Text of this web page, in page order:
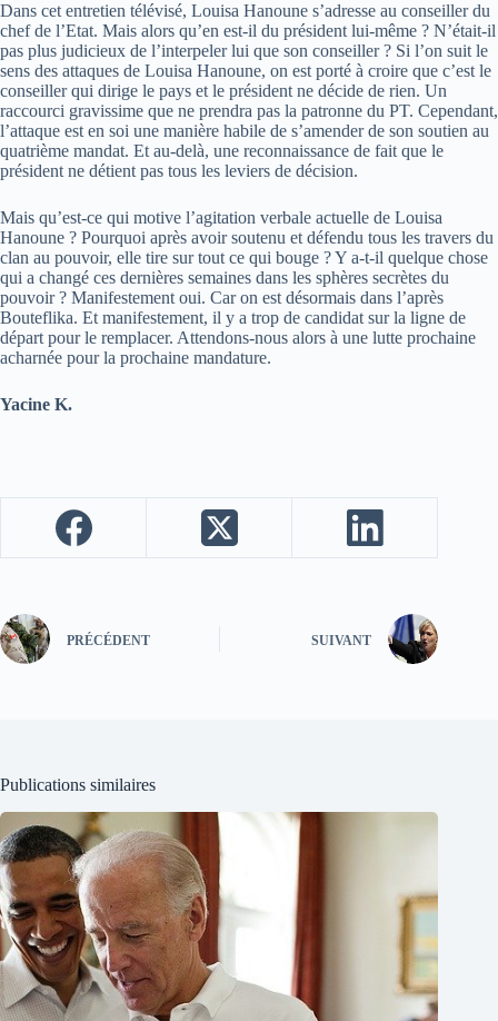
Dans cet entretien télévisé, Louisa Hanoune s’adresse au conseiller du
chef de l’Etat. Mais alors qu’en est-il du président lui-même ? N’était-il
pas plus judicieux de l’interpeler lui que son conseiller ? Si l’on suit le
sens des attaques de Louisa Hanoune, on est porté à croire que c’est le
conseiller qui dirige le pays et le président ne décide de rien. Un
raccourci gravissime que ne prendra pas la patronne du PT. Cependant,
l’attaque est en soi une manière habile de s’amender de son soutien au
quatrième mandat. Et au-delà, une reconnaissance de fait que le
président ne détient pas tous les leviers de décision.
Mais qu’est-ce qui motive l’agitation verbale actuelle de Louisa
Hanoune ? Pourquoi après avoir soutenu et défendu tous les travers du
clan au pouvoir, elle tire sur tout ce qui bouge ? Y a-t-il quelque chose
qui a changé ces dernières semaines dans les sphères secrètes du
pouvoir ? Manifestement oui. Car on est désormais dans l’après
Bouteflika. Et manifestement, il y a trop de candidat sur la ligne de
départ pour le remplacer. Attendons-nous alors à une lutte prochaine
acharnée pour la prochaine mandature.
Yacine K.
PRÉCÉDENT SUIVANT
Publications similaires